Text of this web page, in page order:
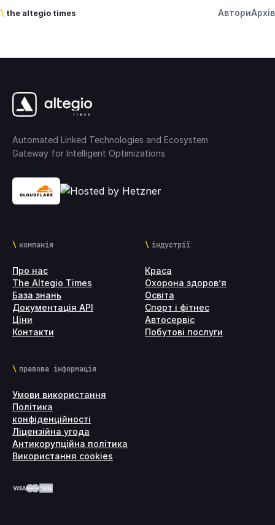
\ the altegio times АвториАрхів
Automated Linked Technologies and Ecosystem
Gateway for Intelligent Optimizations
компанія
Про нас
The Altegio Times
База знань
Документація API
Ціни
Контакти
індустрії
Краса
Охорона здоров’я
Освіта
Спорт і фітнес
Автосервіс
Побутові послуги
правова інформація
Умови використання
Політика
конфіденційності
Ліцензійна угода
Антикорупційна політика
Використання cookies